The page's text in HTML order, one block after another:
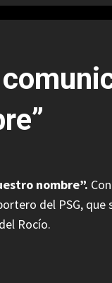
nombre”.
del PSG,
Rocío.